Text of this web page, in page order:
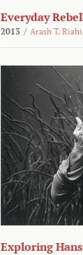
Everyday
2013 / Arash T. Riahi
Exploring Hans